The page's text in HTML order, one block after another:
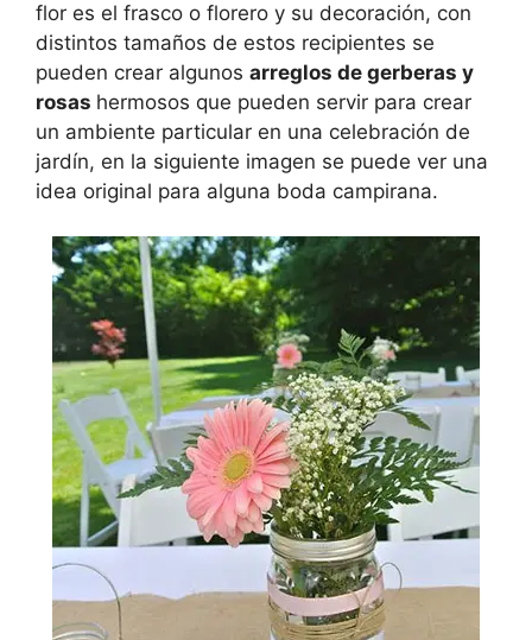
flor es el frasco o florero y su decoración, con
distintos tamaños de estos recipientes se
pueden crear algunos arreglos de gerberas y
rosas hermosos que pueden servir para crear
un ambiente particular en una celebración de
jardín, en la siguiente imagen se puede ver una
idea original para alguna boda campirana.